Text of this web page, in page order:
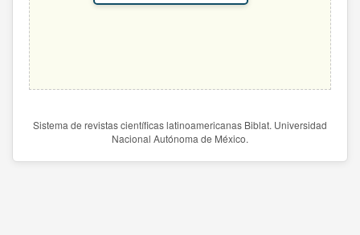
Sistema de revistas científicas latinoamericanas Biblat. Universidad
Nacional Autónoma de México.